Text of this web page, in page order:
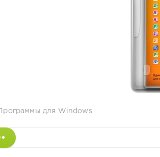
Программы для Windows